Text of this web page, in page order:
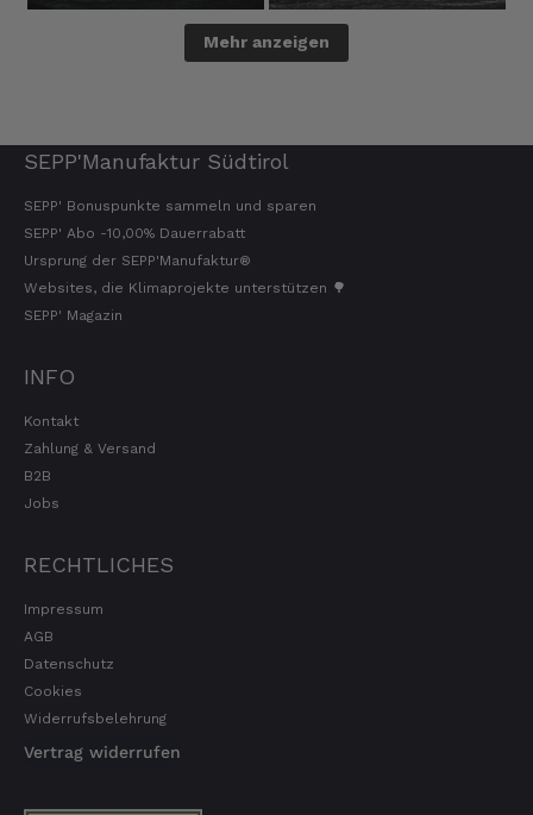
Mehr anzeigen
SEPP'Manufaktur Südtirol
SEPP' Bonuspunkte sammeln und sparen
SEPP' Abo -10,00% Dauerrabatt
Ursprung der SEPP'Manufaktur®
Websites, die Klimaprojekte unterstützen 🌳
SEPP' Magazin
INFO
Kontakt
Zahlung & Versand
B2B
Jobs
RECHTLICHES
Impressum
AGB
Datenschutz
Cookies
Widerrufsbelehrung
Vertrag widerrufen